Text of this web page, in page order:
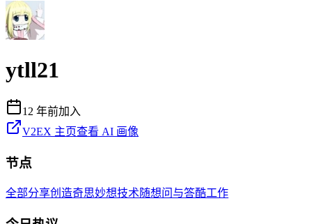
ytll21
12 年前加入
V2EX 主页查看 AI 画像
节点
全部分享创造奇思妙想技术随想问与答酷工作